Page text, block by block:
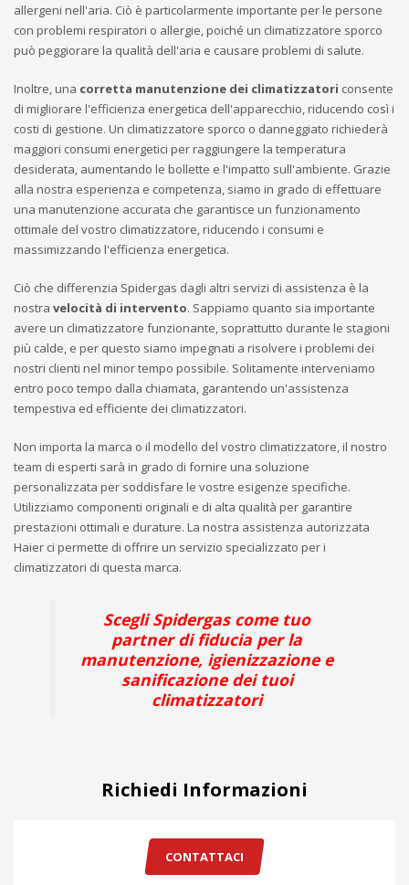
allergeni nell'aria. Ciò è particolarmente importante per le persone
con problemi respiratori o allergie, poiché un climatizzatore sporco
può peggiorare la qualità dell'aria e causare problemi di salute.
Inoltre, una corretta manutenzione dei climatizzatori consente
di migliorare l'efficienza energetica dell'apparecchio, riducendo così i
costi di gestione. Un climatizzatore sporco o danneggiato richiederà
maggiori consumi energetici per raggiungere la temperatura
desiderata, aumentando le bollette e l'impatto sull'ambiente. Grazie
alla nostra esperienza e competenza, siamo in grado di effettuare
una manutenzione accurata che garantisce un funzionamento
ottimale del vostro climatizzatore, riducendo i consumi e
massimizzando l'efficienza energetica.
Ciò che differenzia Spidergas dagli altri servizi di assistenza è la
nostra velocità di intervento. Sappiamo quanto sia importante
avere un climatizzatore funzionante, soprattutto durante le stagioni
più calde, e per questo siamo impegnati a risolvere i problemi dei
nostri clienti nel minor tempo possibile. Solitamente interveniamo
entro poco tempo dalla chiamata, garantendo un'assistenza
tempestiva ed efficiente dei climatizzatori.
Non importa la marca o il modello del vostro climatizzatore, il nostro
team di esperti sarà in grado di fornire una soluzione
personalizzata per soddisfare le vostre esigenze specifiche.
Utilizziamo componenti originali e di alta qualità per garantire
prestazioni ottimali e durature. La nostra assistenza autorizzata
Haier ci permette di offrire un servizio specializzato per i
climatizzatori di questa marca.
Scegli Spidergas come tuo
partner di fiducia per la
manutenzione, igienizzazione e
sanificazione dei tuoi
climatizzatori
Richiedi Informazioni
CONTATTACI